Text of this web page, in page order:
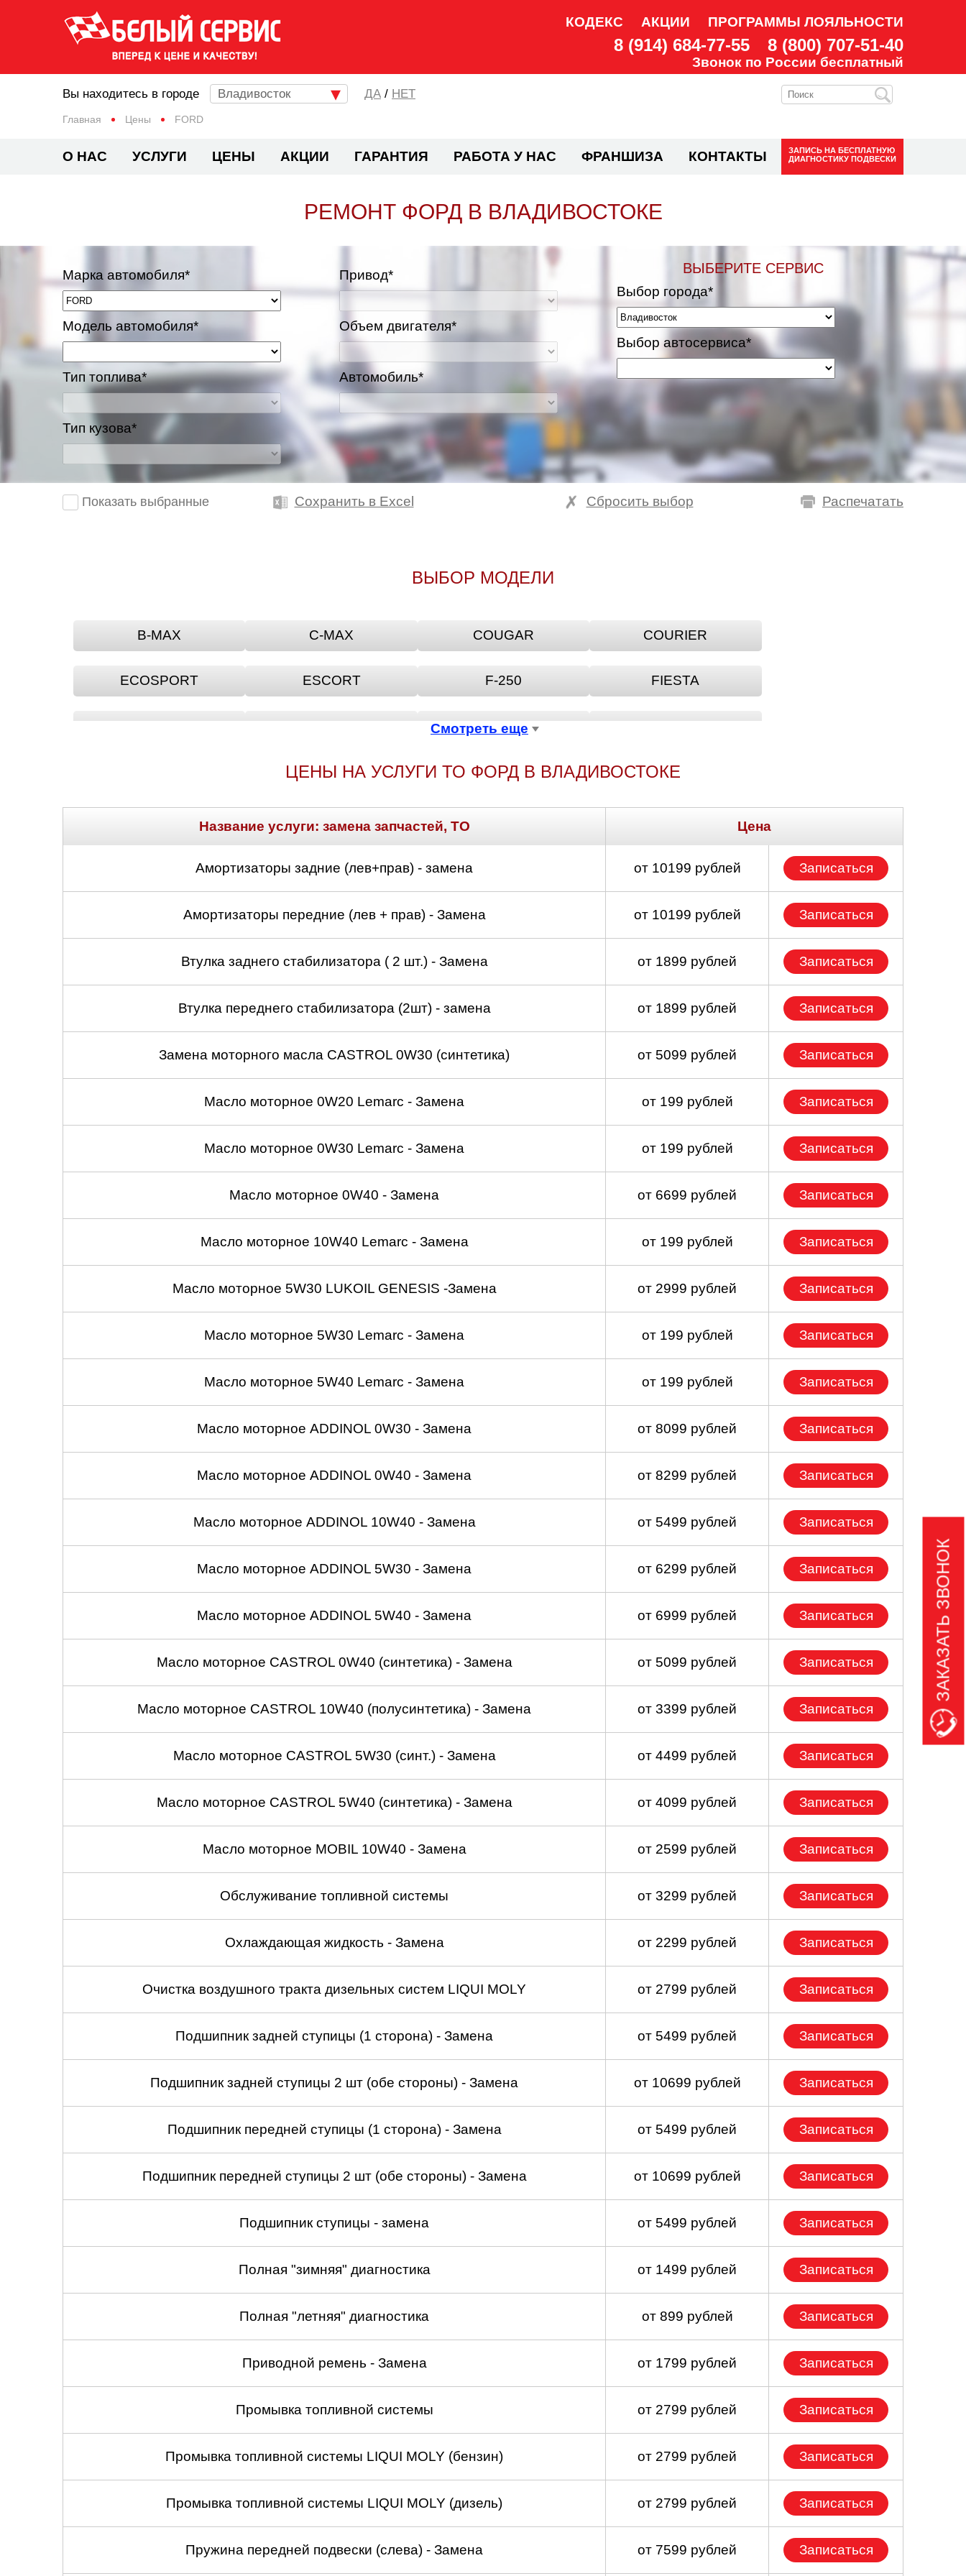
КОДЕКС АКЦИИ ПРОГРАММЫ ЛОЯЛЬНОСТИ
8 (914) 684-77-55 8 (800) 707-51-40
Звонок по России бесплатный
Главная Цены FORD
Вы находитесь в городе Владивосток / НЕТ
О НАС УСЛУГИ ЦЕНЫ АКЦИИ ГАРАНТИЯ РАБОТА У НАС ФРАНШИЗА КОНТАКТЫ ЗАПИСЬ НА БЕСПЛАТНУЮ
ДИАГНОСТИКУ ПОДВЕСКИ
РЕМОНТ ФОРД В ВЛАДИВОСТОКЕ
Марка автомобиля*
Модель автомобиля*
Тип топлива*
Тип кузова*
Привод*
Объем двигателя*
Автомобиль*
ВЫБЕРИТЕ СЕРВИС
Выбор города*
Выбор автосервиса*
Показать выбранные Сохранить в Excel Распечатать
Сбросить выбор
ВЫБОР МОДЕЛИ
B-MAX C-MAX COUGAR COURIER
ECOSPORT ESCORT F-250 FIESTA
FOCUS FUSION GALAXY GRAND
KA KUGA MAVERICK
S-MAX SIERRA
STREET TOURNEO
Смотреть еще
ЦЕНЫ НА УСЛУГИ ТО ФОРД В ВЛАДИВОСТОКЕ
Название услуги: замена запчастей, ТО Цена
Амортизаторы задние (лев+прав) - замена от 10199 рублей Записаться
Амортизаторы передние (лев + прав) - Замена от 10199 рублей Записаться
Втулка заднего стабилизатора ( 2 шт.) - Замена от 1899 рублей Записаться
Втулка переднего стабилизатора (2шт) - замена от 1899 рублей Записаться
Замена моторного масла CASTROL 0W30 (синтетика) от 5099 рублей Записаться
Масло моторное 0W20 Lemarc - Замена от 199 рублей Записаться
Масло моторное 0W30 Lemarc - Замена от 199 рублей Записаться
Масло моторное 0W40 - Замена от 6699 рублей Записаться
Масло моторное 10W40 Lemarc - Замена от 199 рублей Записаться
Масло моторное 5W30 LUKOIL GENESIS -Замена от 2999 рублей Записаться
Масло моторное 5W30 Lemarc - Замена от 199 рублей Записаться
Масло моторное 5W40 Lemarc - Замена от 199 рублей Записаться
Масло моторное ADDINOL 0W30 - Замена от 8099 рублей Записаться
Масло моторное ADDINOL 0W40 - Замена от 8299 рублей Записаться
Масло моторное ADDINOL 10W40 - Замена от 5499 рублей Записаться
Масло моторное ADDINOL 5W30 - Замена от 6299 рублей Записаться
Масло моторное ADDINOL 5W40 - Замена от 6999 рублей Записаться
Масло моторное CASTROL 0W40 (синтетика) - Замена от 5099 рублей Записаться
Масло моторное CASTROL 10W40 (полусинтетика) - Замена от 3399 рублей Записаться
Масло моторное CASTROL 5W30 (синт.) - Замена от 4499 рублей Записаться
Масло моторное CASTROL 5W40 (синтетика) - Замена от 4099 рублей Записаться
Масло моторное MOBIL 10W40 - Замена от 2599 рублей Записаться
Обслуживание топливной системы от 3299 рублей Записаться
Охлаждающая жидкость - Замена от 2299 рублей Записаться
Очистка воздушного тракта дизельных систем LIQUI MOLY от 2799 рублей Записаться
Подшипник задней ступицы (1 сторона) - Замена от 5499 рублей Записаться
Подшипник задней ступицы 2 шт (обе стороны) - Замена от 10699 рублей Записаться
Подшипник передней ступицы (1 сторона) - Замена от 5499 рублей Записаться
Подшипник передней ступицы 2 шт (обе стороны) - Замена от 10699 рублей Записаться
Подшипник ступицы - замена от 5499 рублей Записаться
Полная "зимняя" диагностика от 1499 рублей Записаться
Полная "летняя" диагностика от 899 рублей Записаться
Приводной ремень - Замена от 1799 рублей Записаться
Промывка топливной системы от 2799 рублей Записаться
Промывка топливной системы LIQUI MOLY (бензин) от 2799 рублей Записаться
Промывка топливной системы LIQUI MOLY (дизель) от 2799 рублей Записаться
Пружина передней подвески (слева) - Замена от 7599 рублей Записаться
ЗАКАЗАТЬ ЗВОНОК